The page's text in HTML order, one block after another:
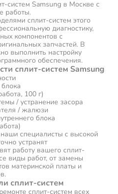
систем Samsung в Москве с
работы.
сплит-систем этого
диагностику,
компонентов с
запчастей. В
выполнить настройку
обеспечения.
сплит-систем Samsung
100 г)
/ устранение засора
/ жалюзи
блока
специалисты с высокой
устранят
работу вашего сплит-
виды работ, от замены
материнской платы и
сплит-систем
сплит-систем всех